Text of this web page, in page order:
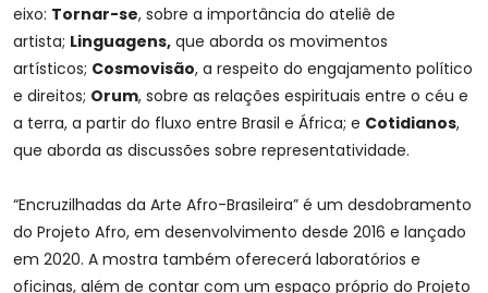
eixo: Tornar-se, sobre a importância do ateliê de
artista; Linguagens, que aborda os movimentos
artísticos; Cosmovisão, a respeito do engajamento político
e direitos; Orum, sobre as relações espirituais entre o céu e
a terra, a partir do fluxo entre Brasil e África; e Cotidianos,
que aborda as discussões sobre representatividade.
“Encruzilhadas da Arte Afro-Brasileira” é um desdobramento
do Projeto Afro, em desenvolvimento desde 2016 e lançado
em 2020. A mostra também oferecerá laboratórios e
oficinas, além de contar com um espaço próprio do Projeto